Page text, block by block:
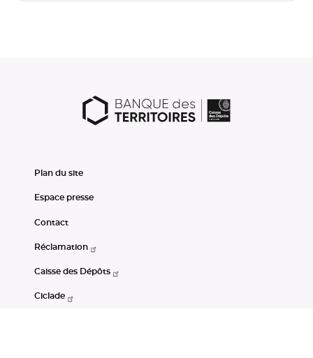
Plan du site
Espace presse
Contact
Réclamation
Caisse des Dépôts
Ciclade